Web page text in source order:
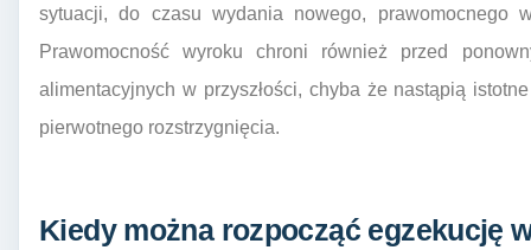
sytuacji, do czasu wydania nowego, prawomocnego
Prawomocność wyroku chroni również przed
alimentacyjnych w przyszłości, chyba że nastąpią
pierwotnego rozstrzygnięcia.
Kiedy można rozpocząć egzekucję